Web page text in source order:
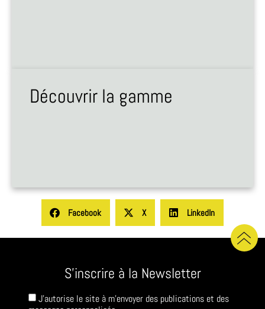
Découvrir la gamme
Facebook X LinkedIn
S'inscrire à la Newsletter
J'autorise le site à m'envoyer des publications et des